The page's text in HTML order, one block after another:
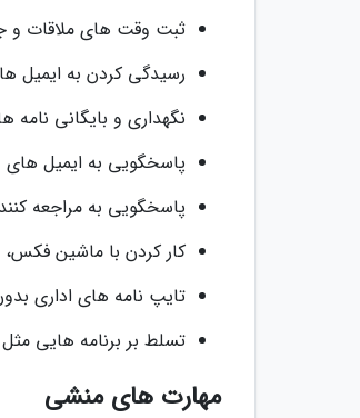
ثبت وقت های ملاقات و
رسیدگی کردن به ایمیل
نگهداری و بایگانی نامه
پاسخگویی به ایمیل های
پاسخگویی به مراجعه
کار کردن با ماشین
تایپ نامه های اداری
تسلط بر برنامه هایی مثل Excel، Word، Access و…
مهارت های منشی